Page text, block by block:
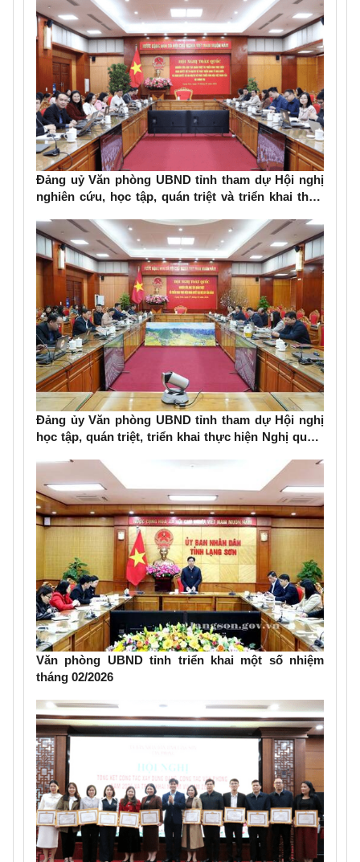
Đảng uỷ Văn phòng UBND tỉnh tham dự Hội nghị
nghiên cứu, học tập, quán triệt và triển khai thực
NQ/TW của Bộ Chính trị
Đảng ủy Văn phòng UBND tỉnh tham dự Hội nghị
học tập, quán triệt, triển khai thực hiện Nghị quyết
Văn phòng UBND tỉnh triển khai một số nhiệm
tháng 02/2026